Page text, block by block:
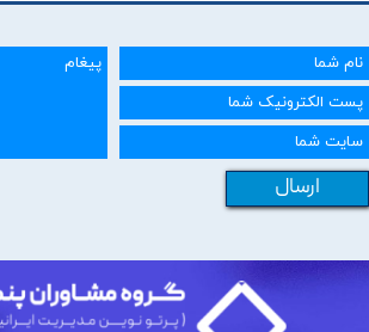
ارسال